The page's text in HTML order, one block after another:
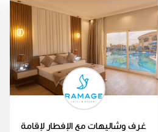
غرف وشاليهات مع الإفطار لإقامة